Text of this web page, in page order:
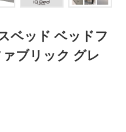
ベッド ベッドフ
ブリック グレ